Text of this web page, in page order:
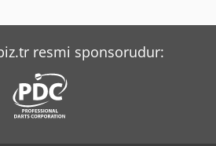
resmi sponsorudur: